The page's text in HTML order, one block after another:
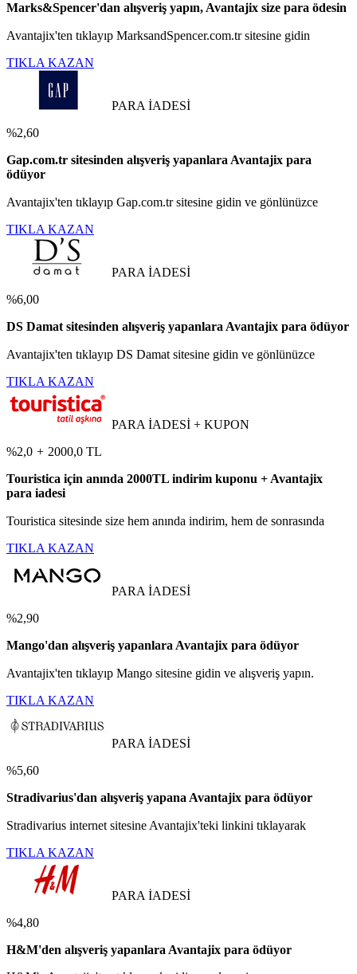
Marks&Spencer'dan alışveriş yapın, Avantajix size para ödesin
Avantajix'ten tıklayıp MarksandSpencer.com.tr sitesine gidin
TIKLA KAZAN
PARA İADESİ
%2,60
Gap.com.tr sitesinden alışveriş yapanlara Avantajix para
ödüyor
Avantajix'ten tıklayıp Gap.com.tr sitesine gidin ve gönlünüzce
TIKLA KAZAN
PARA İADESİ
%6,00
DS Damat sitesinden alışveriş yapanlara Avantajix para ödüyor
Avantajix'ten tıklayıp DS Damat sitesine gidin ve gönlünüzce
TIKLA KAZAN
PARA İADESİ + KUPON
%2,0 + 2000,0 TL
Touristica için anında 2000TL indirim kuponu + Avantajix
para iadesi
Touristica sitesinde size hem anında indirim, hem de sonrasında
TIKLA KAZAN
PARA İADESİ
%2,90
Mango'dan alışveriş yapanlara Avantajix para ödüyor
Avantajix'ten tıklayıp Mango sitesine gidin ve alışveriş yapın.
TIKLA KAZAN
PARA İADESİ
%5,60
Stradivarius'dan alışveriş yapana Avantajix para ödüyor
Stradivarius internet sitesine Avantajix'teki linkini tıklayarak
TIKLA KAZAN
PARA İADESİ
%4,80
H&M'den alışveriş yapanlara Avantajix para ödüyor